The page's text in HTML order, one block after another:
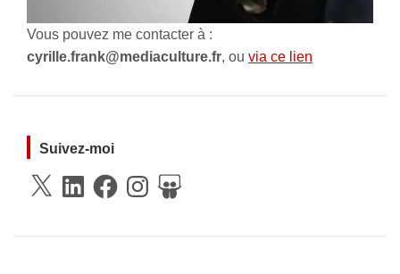
Vous pouvez me contacter à :
cyrille.frank@mediaculture.fr, ou via ce lien
Suivez-moi
X
LinkedInFacebookInstagramSlideShare